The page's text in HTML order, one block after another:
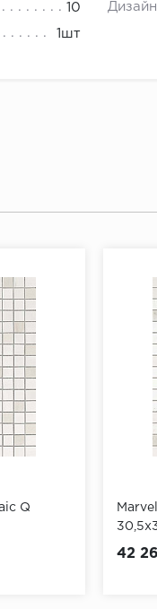
10 Дизайн
1шт
рассрочки от 3
Q
42